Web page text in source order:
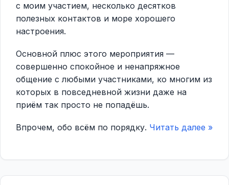
с моим участием, несколько десятков
полезных контактов и море хорошего
настроения.
Основной плюс этого мероприятия —
совершенно спокойное и ненапряжное
общение с любыми участниками, ко многим из
которых в повседневной жизни даже на
приём так просто не попадёшь.
Впрочем, обо всём по порядку. Читать далее »